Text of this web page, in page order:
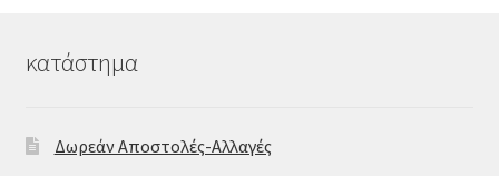
κατάστημα
Δωρεάν Αποστολές-Αλλαγές